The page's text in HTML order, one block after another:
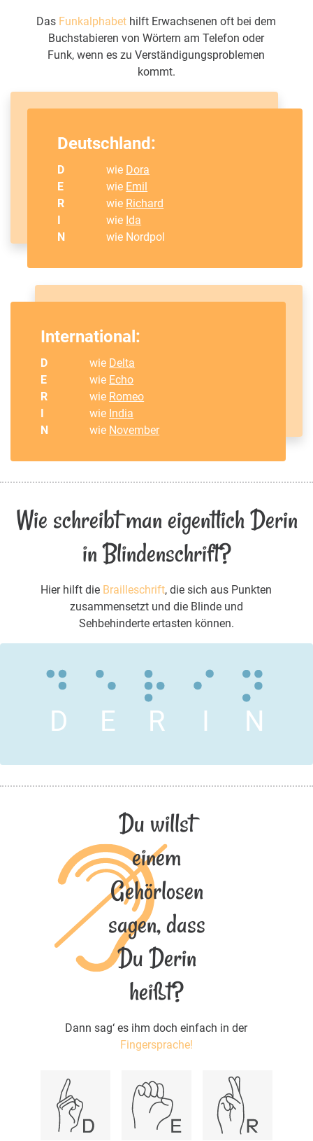
Das Funkalphabet hilft Erwachsenen oft bei dem
Buchstabieren von Wörtern am Telefon oder
Funk, wenn es zu Verständigungsproblemen
kommt.
Deutschland:
D wie Dora
E
wie Emil
R
wie Richard
wie Ida
N
wie Nordpol
International:
D wie Delta
E
wie Echo
R
wie Romeo
wie India
N
wie November
Wie schreibt man eigentlich Derin
in Blindenschrift?
Hier hilft die Brailleschrift, die sich aus Punkten
zusammensetzt und die Blinde und
Sehbehinderte ertasten können.
D E R I N
Du willst
einem
Gehörlosen
sagen, dass
Du Derin
heißt?
Dann sag‘ es ihm doch einfach in der
Fingersprache!